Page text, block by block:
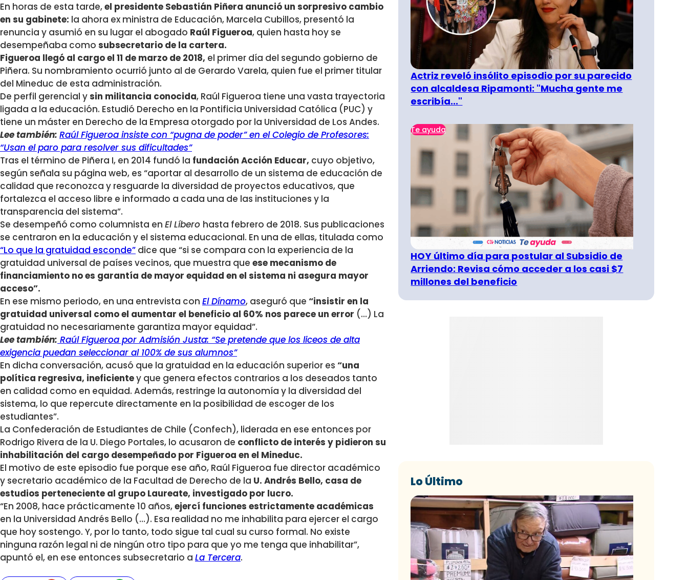
En horas de esta tarde,el presidente Sebastián Piñera anunció un sorpresivo cambio
en su gabinete: la ahora ex ministra de Educación, Marcela Cubillos, presentó la
renuncia y asumió en su lugar el abogado Raúl Figueroa, quien hasta hoy se
desempeñaba como subsecretario de la cartera.
Figueroa llegó al cargo el 11 de marzo de 2018, el primer día del segundo gobierno de
Piñera. Su nombramiento ocurrió junto al de Gerardo Varela, quien fue el primer titular
del Mineduc de esta administración.
De perfil gerencial ysin militancia conocida, Raúl Figueroa tiene una vasta trayectoria
ligada a la educación. Estudió Derecho en la Pontificia Universidad Católica (PUC) y
tiene un máster en Derecho de la Empresa otorgado por la Universidad de Los Andes.
Lee también: Raúl Figueroa insiste con “pugna de poder” en el Colegio de Profesores:
“Usan el paro para resolver sus dificultades”
Tras el término de Piñera I, en 2014 fundó la fundación Acción Educar, cuyo objetivo,
según señala su página web, es “aportar al desarrollo de un sistema de educación de
calidad que reconozca y resguarde la diversidad de proyectos educativos, que
fortalezca el acceso libre e informado a cada una de las instituciones y la
transparencia del sistema”.
Se desempeñó como columnista en El Líbero hasta febrero de 2018. Sus publicaciones
se centraron en la educación y el sistema educacional. En una de ellas, titulada como
“Lo que la gratuidad esconde” dice que “si se compara con la experiencia de la
gratuidad universal de países vecinos, que muestra que ese mecanismo de
financiamiento no es garantía de mayor equidad en el sistema ni asegura mayor
acceso”.
En ese mismo periodo, en una entrevista con El Dínamo, aseguró que “insistir en la
gratuidad universal como el aumentar el beneficio al 60% nos parece un error (…) La
gratuidad no necesariamente garantiza mayor equidad”.
Lee también: Raúl Figueroa por Admisión Justa: “Se pretende que los liceos de alta
exigencia puedan seleccionar al 100% de sus alumnos”
En dicha conversación, acusó que la gratuidad en la educación superior es “una
política regresiva, ineficientey que genera efectos contrarios a los deseados tanto
en calidad como en equidad. Además, restringe la autonomía y la diversidad del
sistema, lo que repercute directamente en la posibilidad de escoger de los
estudiantes”.
La Confederación de Estudiantes de Chile (Confech), liderada en ese entonces por
Rodrigo Rivera de la U. Diego Portales, lo acusaron de conflicto de interés y pidieron su
inhabilitación del cargo desempeñado por Figueroa en el Mineduc.
El motivo de este episodio fue porque ese año, Raúl Figueroa fue director académico
y secretario académico de la Facultad de Derecho de la U. Andrés Bello, casa de
estudios perteneciente al grupo Laureate, investigado por lucro.
“En 2008, hace prácticamente 10 años,ejercí funciones estrictamente académicas
en la Universidad Andrés Bello (…). Esa realidad no me inhabilita para ejercer el cargo
que hoy sostengo. Y, por lo tanto, todo sigue tal cual su curso formal. No existe
ninguna razón legal ni de ningún otro tipo para que yo me tenga que inhabilitar”,
apuntó el, en ese entonces subsecretario a La Tercera.
Actriz reveló insólito episodio por su parecido
con alcaldesa Ripamonti: "Mucha gente me
escribía..."
Te ayuda
HOY último día para postular al Subsidio de
Arriendo: Revisa cómo acceder a los casi $7
millones del beneficio
Lo Último